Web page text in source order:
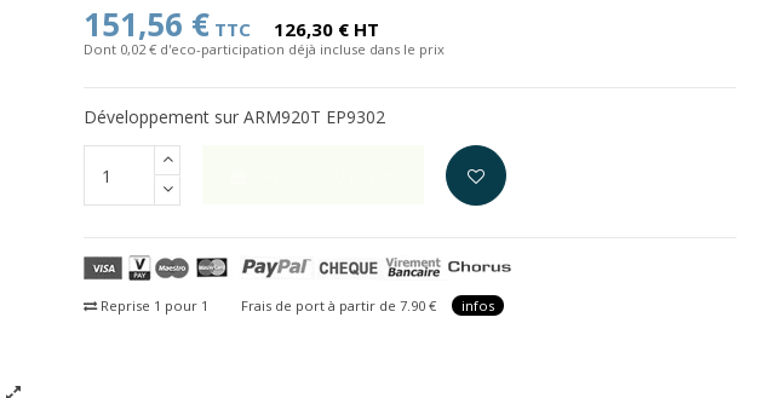
151,56 € TTC 126,30 € HT
Dont 0,02 € d'eco-participation déjà incluse dans le prix
Développement sur ARM920T EP9302
Reprise 1 pour 1 Frais de port à partir de 7.90 € infos